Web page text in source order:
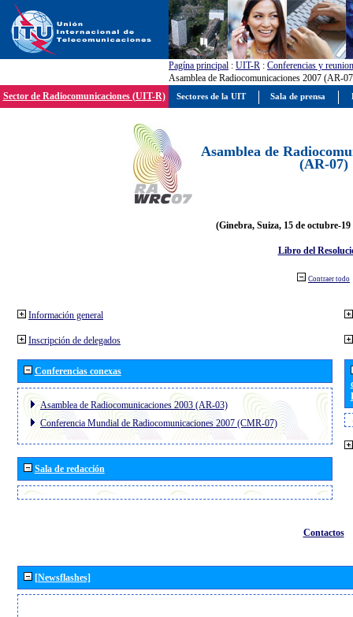
Pagína principal : UIT-R : Conferencias y
Asamblea de Radiocomunicaciones 2007 (AR-
Sector de Radiocomunicaciones (UIT-R)
Asamblea de
(AR-07)
(Ginebra, Suiza, 15 de octubre-19
Libro del
Contraer todo
Información general
Inscripción de delegados
Conferencias conexas
Asamblea de Radiocomunicaciones 2003 (AR-03)
Conferencia Mundial de Radiocomunicaciones 2007 (CMR-07)
Sala de redacción
Contactos
[Newsflashes]
Sectores de la UIT Sala de prensa